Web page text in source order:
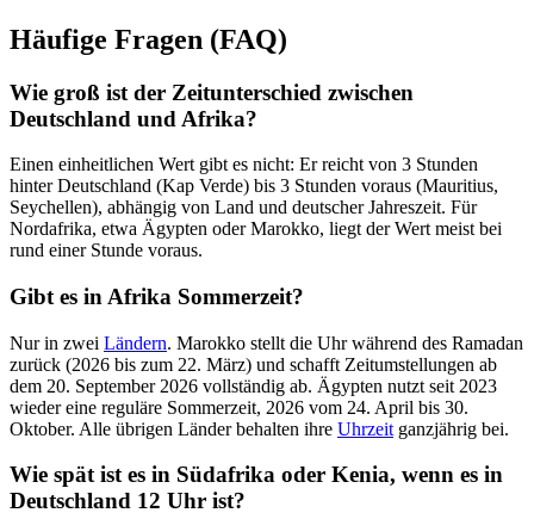
Häufige Fragen (FAQ)
Wie groß ist der Zeitunterschied zwischen
Deutschland und Afrika?
Einen einheitlichen Wert gibt es nicht: Er reicht von 3 Stunden
hinter Deutschland (Kap Verde) bis 3 Stunden voraus (Mauritius,
Seychellen), abhängig von Land und deutscher Jahreszeit. Für
Nordafrika, etwa Ägypten oder Marokko, liegt der Wert meist bei
rund einer Stunde voraus.
Gibt es in Afrika Sommerzeit?
Nur in zwei Ländern. Marokko stellt die Uhr während des Ramadan
zurück (2026 bis zum 22. März) und schafft Zeitumstellungen ab
dem 20. September 2026 vollständig ab. Ägypten nutzt seit 2023
wieder eine reguläre Sommerzeit, 2026 vom 24. April bis 30.
Oktober. Alle übrigen Länder behalten ihre Uhrzeit ganzjährig bei.
Wie spät ist es in Südafrika oder Kenia, wenn es in
Deutschland 12 Uhr ist?